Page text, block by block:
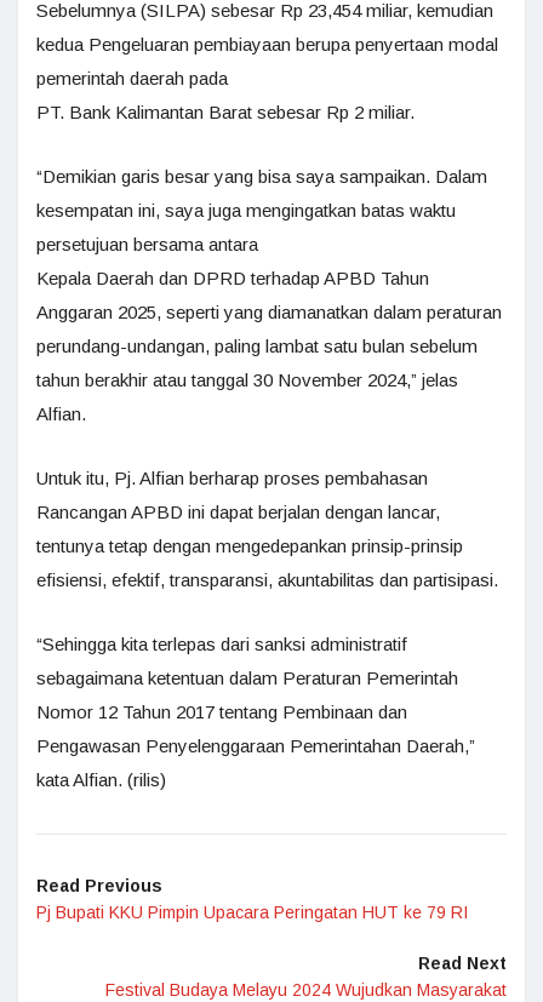
Sebelumnya (SILPA) sebesar Rp 23,454 miliar, kemudian
kedua Pengeluaran pembiayaan berupa penyertaan modal
pemerintah daerah pada
PT. Bank Kalimantan Barat sebesar Rp 2 miliar.
“Demikian garis besar yang bisa saya sampaikan. Dalam
kesempatan ini, saya juga mengingatkan batas waktu
persetujuan bersama antara
Kepala Daerah dan DPRD terhadap APBD Tahun
Anggaran 2025, seperti yang diamanatkan dalam peraturan
perundang-undangan, paling lambat satu bulan sebelum
tahun berakhir atau tanggal 30 November 2024,” jelas
Alfian.
Untuk itu, Pj. Alfian berharap proses pembahasan
Rancangan APBD ini dapat berjalan dengan lancar,
tentunya tetap dengan mengedepankan prinsip-prinsip
efisiensi, efektif, transparansi, akuntabilitas dan partisipasi.
“Sehingga kita terlepas dari sanksi administratif
sebagaimana ketentuan dalam Peraturan Pemerintah
Nomor 12 Tahun 2017 tentang Pembinaan dan
Pengawasan Penyelenggaraan Pemerintahan Daerah,”
kata Alfian. (rilis)
Read Previous
Pj Bupati KKU Pimpin Upacara Peringatan HUT ke 79 RI
Read Next
Festival Budaya Melayu 2024 Wujudkan Masyarakat